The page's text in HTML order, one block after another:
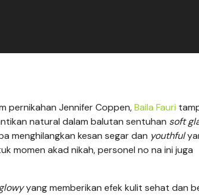
pernikahan Jennifer Coppen,Baila Fauri
natural dalam balutan sentuhan soft
menghilangkan kesan segar dan youthful
momen akad nikah, personel no na ini juga
yang memberikan efek kulit sehat dan